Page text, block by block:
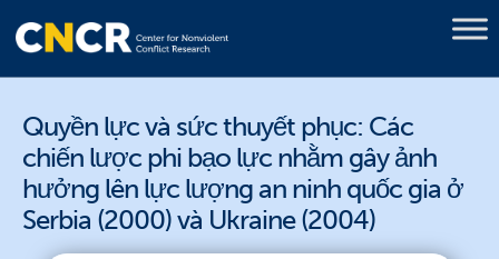
Quyền lực và sức thuyết phục: Các
chiến lược phi bạo lực nhằm gây ảnh
hưởng lên lực lượng an ninh quốc gia ở
Serbia (2000) và Ukraine (2004)